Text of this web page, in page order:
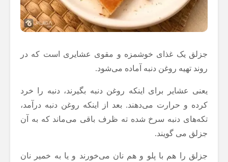
جزلق یک غذای خوشمزه و مقوی عشایری است که در
روند تهیه روغن دنبه آماده می‌شود.
یعنی عشایر برای اینکه روغن دنبه بگیرند، دنبه را خرد
کرده و حرارت می‌دهند. بعد از اینکه روغن دنبه درآمد،
تکه‌های دنبه سرخ شده ته ظرف باقی می‌ماند که به آن
جزلق می گویند.
جزلق را هم با پلو و هم نان می‌خورند و یا به خمیر نان